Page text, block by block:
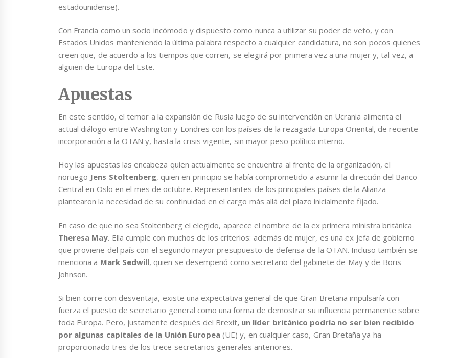
estadounidense).
Con Francia como un socio incómodo y dispuesto como nunca a utilizar su poder de veto, y con
Estados Unidos manteniendo la última palabra respecto a cualquier candidatura, no son pocos quienes
creen que, de acuerdo a los tiempos que corren, se elegirá por primera vez a una mujer y, tal vez, a
alguien de Europa del Este.
Apuestas
En este sentido, el temor a la expansión de Rusia luego de su intervención en Ucrania alimenta el
actual diálogo entre Washington y Londres con los países de la rezagada Europa Oriental, de reciente
incorporación a la OTAN y, hasta la crisis vigente, sin mayor peso político interno.
Hoy las apuestas las encabeza quien actualmente se encuentra al frente de la organización, el
noruego Jens Stoltenberg, quien en principio se había comprometido a asumir la dirección del Banco
Central en Oslo en el mes de octubre. Representantes de los principales países de la Alianza
plantearon la necesidad de su continuidad en el cargo más allá del plazo inicialmente fijado.
En caso de que no sea Stoltenberg el elegido, aparece el nombre de la ex primera ministra británica
Theresa May. Ella cumple con muchos de los criterios: además de mujer, es una ex jefa de gobierno
que proviene del país con el segundo mayor presupuesto de defensa de la OTAN. Incluso también se
menciona a Mark Sedwill, quien se desempeñó como secretario del gabinete de May y de Boris
Johnson.
Si bien corre con desventaja, existe una expectativa general de que Gran Bretaña impulsaría con
fuerza el puesto de secretario general como una forma de demostrar su influencia permanente sobre
toda Europa. Pero, justamente después del Brexit, un líder británico podría no ser bien recibido
por algunas capitales de la Unión Europea(UE) y, en cualquier caso, Gran Bretaña ya ha
proporcionado tres de los trece secretarios generales anteriores.